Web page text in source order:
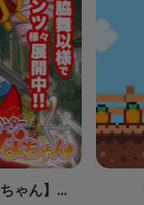
【鬼っ子ハンターついなちゃん】（CV：門脇舞以）プロジェクト！